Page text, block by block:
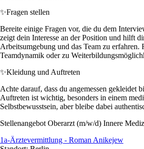
✨Fragen stellen
Bereite einige Fragen vor, die du dem
zeigt dein Interesse an der Position und hilft
Arbeitsumgebung und das Team zu erfahren.
Teamdynamik oder zu
✨Kleidung und Auftreten
Achte darauf, dass du angemessen gekleidet
Auftreten ist wichtig, besonders in einem
Selbstbewusstsein, aber bleibe dabei
Stellenangebot Oberarzt (m/w/d) Innere
1a-Ärztevermittlung - Roman Anikejew